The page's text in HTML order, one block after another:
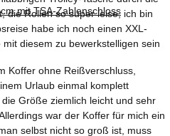
die Rollen so super leise, ich bin
habe ich noch einen XXL-
diesem zu bewerkstelligen sein
Koffer ohne Reißverschluss,
Urlaub einmal komplett
Größe ziemlich leicht und sehr
war der Koffer für mich ein
selbst nicht so groß ist, muss